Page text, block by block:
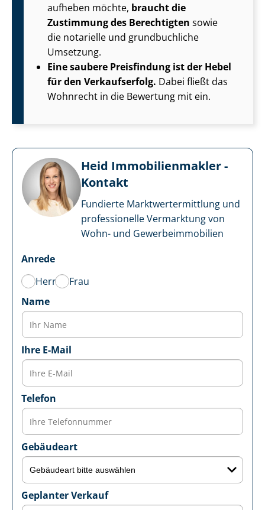
aufheben möchte, braucht die
Zustimmung des Berechtigten sowie
die notarielle und grundbuchliche
Umsetzung.
Eine saubere Preisfindung ist der Hebel
für den Verkaufserfolg. Dabei fließt das
Wohnrecht in die Bewertung mit ein.
Heid Im­mo­bi­li­en­mak­ler -
Kontakt
Fundierte Markt­wert­ermitt­lung und
professionelle Vermarktung von
Wohn- und Ge­wer­be­im­mo­bi­li­en
Anrede
Herr
Frau
Name
Ihre E-Mail
Telefon
Gebäudeart
Geplanter Verkauf